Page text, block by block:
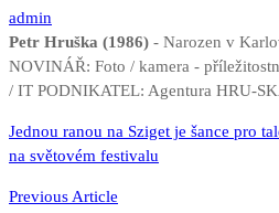
admin
Petr Hruška (1986) - Narozen v
NOVINÁŘ: Foto / kamera -
/ IT PODNIKATEL: Agentura HRU-
Navigace
pro
příspěvek
Jednou ranou na Sziget je šance pro
na světovém festivalu
Previous Article